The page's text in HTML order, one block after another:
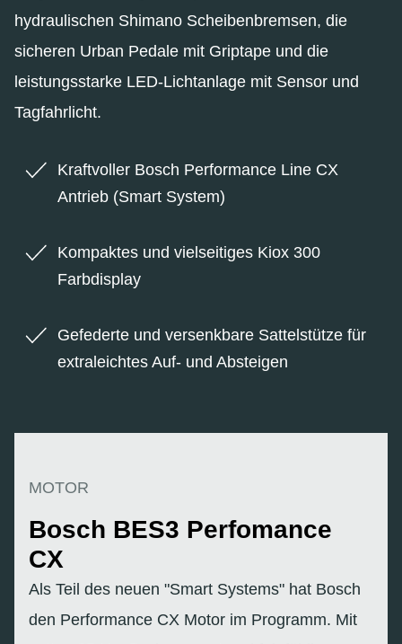
hydraulischen Shimano Scheibenbremsen, die
sicheren Urban Pedale mit Griptape und die
leistungsstarke LED-Lichtanlage mit Sensor und
Tagfahrlicht.
Kraftvoller Bosch Performance Line CX
Antrieb (Smart System)
Kompaktes und vielseitiges Kiox 300
Farbdisplay
Gefederte und versenkbare Sattelstütze für
extraleichtes Auf- und Absteigen
MOTOR
Bosch BES3 Perfomance
CX
Als Teil des neuen "Smart Systems" hat Bosch
den Performance CX Motor im Programm. Mit